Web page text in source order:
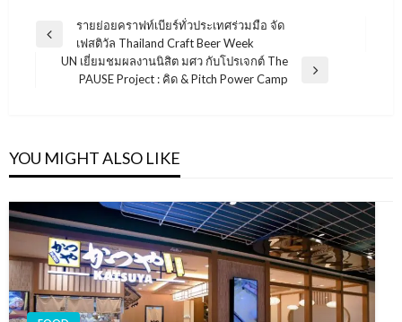
แนะแนว
เรื่อง
Previous
รายย่อยคราฟท์เบียร์ทั่วประเทศร่วมมือ จัด
เฟสติวัล Thailand Craft Beer Week
UN เยี่ยมชมผลงานนิสิต มศว กับโปรเจกต์ The
PAUSE Project : คิด & Pitch Power Camp
YOU MIGHT ALSO LIKE